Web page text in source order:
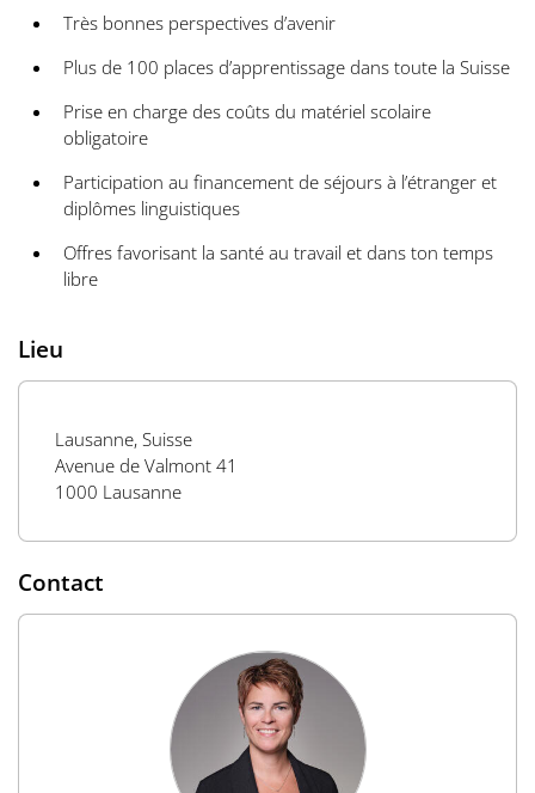
Très bonnes perspectives d’avenir
Plus de 100 places d’apprentissage dans toute la Suisse
Prise en charge des coûts du matériel scolaire
obligatoire
Participation au financement de séjours à l’étranger et
diplômes linguistiques
Offres favorisant la santé au travail et dans ton temps
libre
Lieu
Lausanne, Suisse
Avenue de Valmont 41
1000 Lausanne
Contact